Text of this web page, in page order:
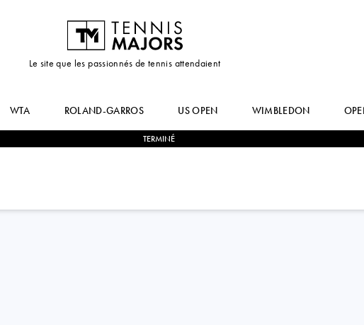
Le site que les passionnés de tennis attendaient
WTA ROLAND-GARROS US OPEN WIMBLEDON
TERMINÉ